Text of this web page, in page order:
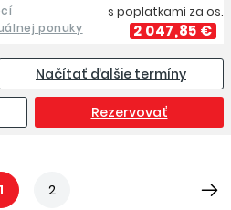
ponuky
s poplatkami za os.
2 047,85 €
Načítať ďalšie termíny
Rezervovať
1 2